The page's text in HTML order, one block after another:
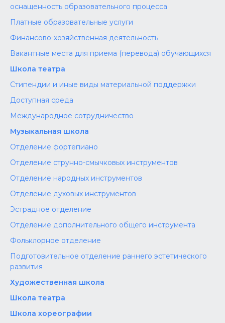
оснащенность образовательного процесса
Платные образовательные услуги
Финансово-хозяйственная деятельность
Вакантные места для приема (перевода) обучающихся
Школа театра
Стипендии и иные виды материальной поддержки
Доступная среда
Международное сотрудничество
Музыкальная школа
Отделение фортепиано
Отделение струнно-смычковых инструментов
Отделение народных инструментов
Отделение духовых инструментов
Эстрадное отделение
Отделение дополнительного общего инструмента
Фольклорное отделение
Подготовительное отделение раннего эстетического
развития
Художественная школа
Школа‌‌‌‌ театра
Школа хореографии